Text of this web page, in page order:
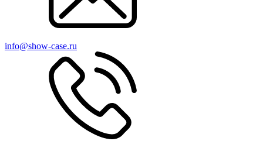
info@show-case.ru